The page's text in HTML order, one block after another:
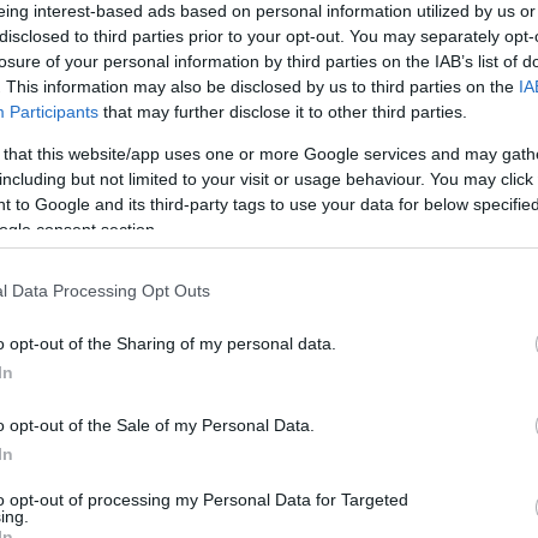
interest-based ads based on personal information utilized by us
to third parties prior to your opt-out. You may separately
of your personal information by third parties on the IAB’s list of
This information may also be disclosed by us to third parties on the
Participants that may further disclose it to other third parties.
that this website/app uses one or more Google services and may
but not limited to your visit or usage behaviour. You may
to Google and its third-party tags to use your data for below
consent section.
Data Processing Opt Outs
opt-out of the Sharing of my personal data.
opt-out of the Sale of my Personal Data.
opt-out of processing my Personal Data for Targeted
született az első gyermekünk. Aztán lett egy
. Boldogan, büszkén ballagtam gömbölyödő
Ha összetalálkoztam egy ismerőssel, rögtön
babát várok.
Persze voltak rossz napjaim is. Például a
Az
nem
és
ki az
a